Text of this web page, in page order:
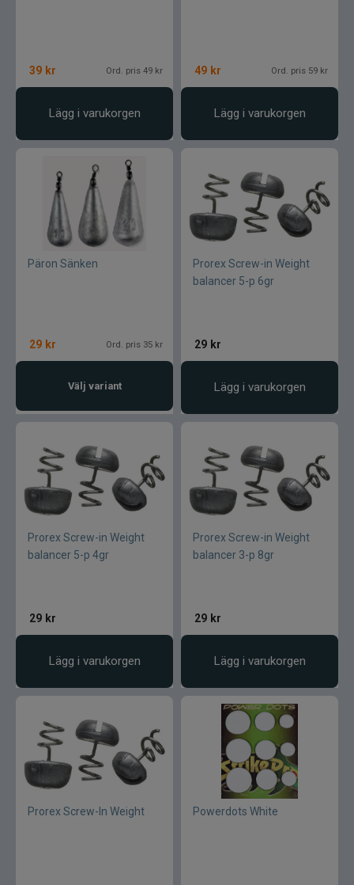
39 kr Ord. pris 49 kr
Lägg i varukorgen
49 kr Ord. pris 59 kr
Lägg i varukorgen
Päron Sänken
29 kr Ord. pris 35 kr
Välj variant
Prorex Screw-in Weight
balancer 5-p 6gr
29 kr
Lägg i varukorgen
Prorex Screw-in Weight
balancer 5-p 4gr
29 kr
Lägg i varukorgen
Prorex Screw-in Weight
balancer 3-p 8gr
29 kr
Lägg i varukorgen
Prorex Screw-In Weight Powerdots White